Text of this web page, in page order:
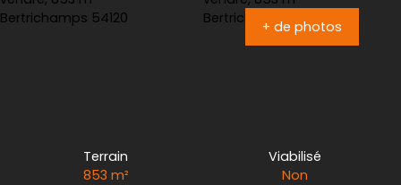
+ de photos
Terrain
853 m²
Viabilisé
Non